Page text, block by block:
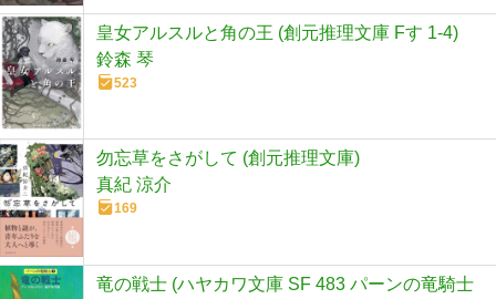
皇女アルスルと角の王 (創元推理文庫 Fす 1-4)
鈴森 琴
523
勿忘草をさがして (創元推理文庫)
真紀 涼介
169
竜の戦士 (ハヤカワ文庫 SF 483 パーンの竜騎士